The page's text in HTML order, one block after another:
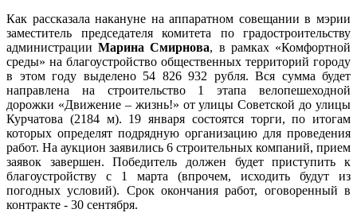
Как рассказала накануне на аппаратном совещании в мэрии
заместитель председателя комитета по градостроительству
администрацииМарина Смирнова, в рамках «Комфортной
среды» на благоустройство общественных территорий городу
в этом году выделено 54 826 932 рубля. Вся сумма будет
направлена на строительство 1 этапа велопешеходной
дорожки «Движение – жизнь!» от улицы Советской до улицы
Курчатова (2184 м). 19 января состоятся торги, по итогам
которых определят подрядную организацию для проведения
работ. На аукцион заявились 6 строительных компаний, прием
заявок завершен. Победитель должен будет приступить к
благоустройству с 1 марта (впрочем, исходить будут из
погодных условий). Срок окончания работ, оговоренный в
контракте - 30 сентября.